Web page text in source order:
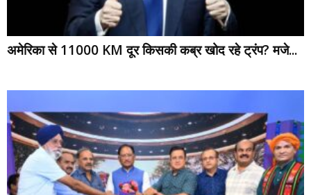
अमेरिका से 11000 KM दूर किसकी कब्र खोद रहे ट्रंप? मजे...